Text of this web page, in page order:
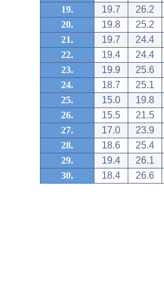
19.
19.7
26.2
20.
19.8
25.2
21.
19.7
24.4
22.
19.4
24.4
23.
19.9
25.6
24.
18.7
25.1
25.
15.0
19.8
26.
15.5
21.5
27.
17.0
23.9
28.
18.6
25.4
29.
19.4
26.1
30.
18.4 26.6